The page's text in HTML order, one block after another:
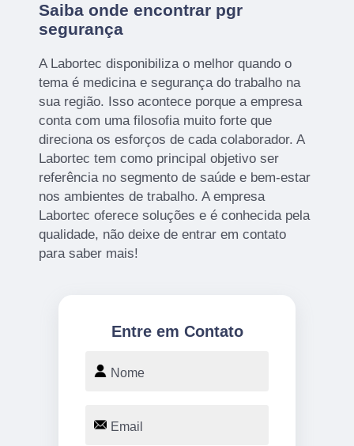
Saiba onde encontrar pgr
segurança
A Labortec disponibiliza o melhor quando o
tema é medicina e segurança do trabalho na
sua região. Isso acontece porque a empresa
conta com uma filosofia muito forte que
direciona os esforços de cada colaborador. A
Labortec tem como principal objetivo ser
referência no segmento de saúde e bem-estar
nos ambientes de trabalho. A empresa
Labortec oferece soluções e é conhecida pela
qualidade, não deixe de entrar em contato
para saber mais!
Entre em Contato